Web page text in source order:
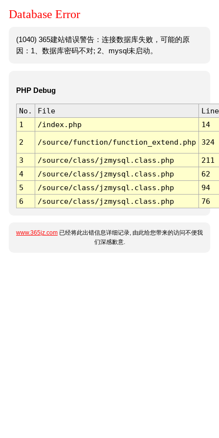
Database Error
(1040) 365建站错误警告：连接数据库失败，可能的原
因：1、数据库密码不对; 2、mysql未启动。
PHP Debug
No. File
Line
1
/index.php 14
2 /source/function/function_extend.php 324
3 /source/class/jzmysql.class.php
211
4
/source/class/jzmysql.class.php
62
5
/source/class/jzmysql.class.php
94
6
/source/class/jzmysql.class.php 76
www.365jz.com 已经将此出错信息详细记录, 由此给您带来的访问不便我
们深感歉意.